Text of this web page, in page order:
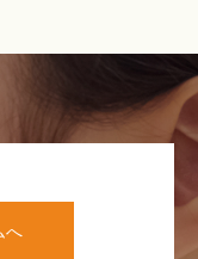
へ